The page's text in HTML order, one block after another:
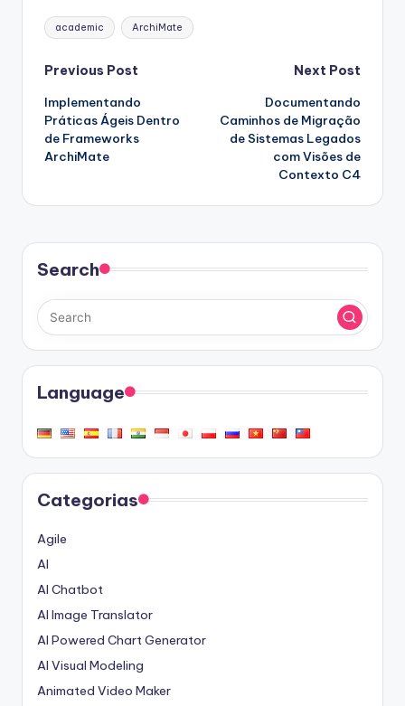
Tags:
academic ArchiMate
Post
navigation
Previous Post
Implementando
Práticas Ágeis Dentro
de Frameworks
ArchiMate
Next Post
Documentando
Caminhos de Migração
de Sistemas Legados
com Visões de
Contexto C4
Search
Language
Categorias
Agile
AI
AI Chatbot
AI Image Translator
AI Powered Chart Generator
AI Visual Modeling
Animated Video Maker